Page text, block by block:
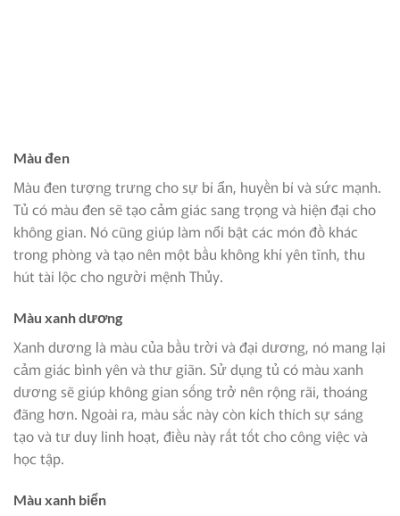
Màu đen
Màu đen tượng trưng cho sự bí ẩn, huyền bí và sức mạnh.
Tủ có màu đen sẽ tạo cảm giác sang trọng và hiện đại cho
không gian. Nó cũng giúp làm nổi bật các món đồ khác
trong phòng và tạo nên một bầu không khí yên tĩnh, thu
hút tài lộc cho người mệnh Thủy.
Màu xanh dương
Xanh dương là màu của bầu trời và đại dương, nó mang lại
cảm giác bình yên và thư giãn. Sử dụng tủ có màu xanh
dương sẽ giúp không gian sống trở nên rộng rãi, thoáng
đãng hơn. Ngoài ra, màu sắc này còn kích thích sự sáng
tạo và tư duy linh hoạt, điều này rất tốt cho công việc và
học tập.
Màu xanh biển